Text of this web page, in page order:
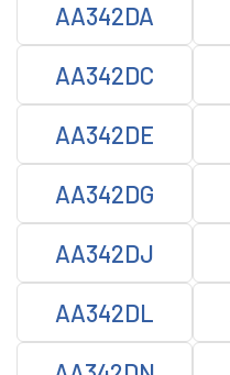
AA342DA
AA342DC
AA342DE
AA342DG
AA342DJ
AA342DL